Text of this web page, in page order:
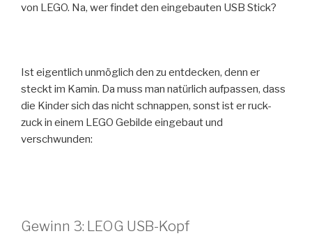
von LEGO. Na, wer findet den eingebauten USB Stick?
Ist eigentlich unmöglich den zu entdecken, denn er
steckt im Kamin. Da muss man natürlich aufpassen, dass
die Kinder sich das nicht schnappen, sonst ist er ruck-
zuck in einem LEGO Gebilde eingebaut und
verschwunden:
Gewinn 3: LEOG USB-Kopf